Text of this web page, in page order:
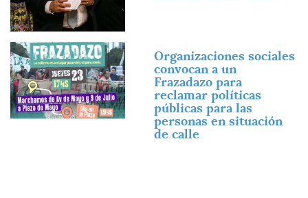
Imagen
Organizaciones sociales
convocan a un
Frazadazo para
reclamar políticas
públicas para las
personas en situación
de calle